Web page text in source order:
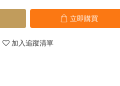
立即購買
加入追蹤清單